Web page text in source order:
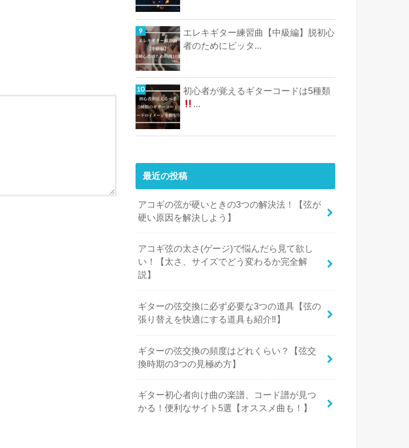
エレキギター練習曲【中級編】脱初心
者のためにピッタ...
初心者が覚えるギターコードは5種類
...
最近の投稿
アコギの弦が硬いときの3つの解決法！【弦が
硬い原因を解決しよう】
アコギ弦の太さ(ゲージ)で悩んだら見て欲し
い！【太さ、サイズでどう変わるか完全解
説】
ギターの弦交換に必ず必要な3つの道具【弦の
張り替えを快適にする道具も紹介‼︎】
ギターの弦交換の頻度はどれくらい？【弦交
換時期の3つの見極め方】
ギター初心者向け曲の楽譜、コード譜が見つ
かる！便利なサイト5選【オススメ曲も！】